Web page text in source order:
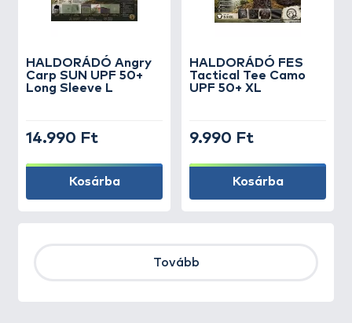
HALDORÁDÓ Angry
Carp SUN UPF 50+
Long Sleeve L
14.990 Ft
Kosárba
HALDORÁDÓ FES
Tactical Tee Camo
UPF 50+ XL
9.990 Ft
Kosárba
Tovább